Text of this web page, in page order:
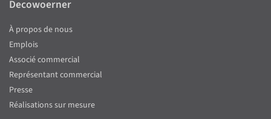
Decowoerner
À propos de nous
Emplois
Associé commercial
Représentant commercial
Presse
Réalisations sur mesure